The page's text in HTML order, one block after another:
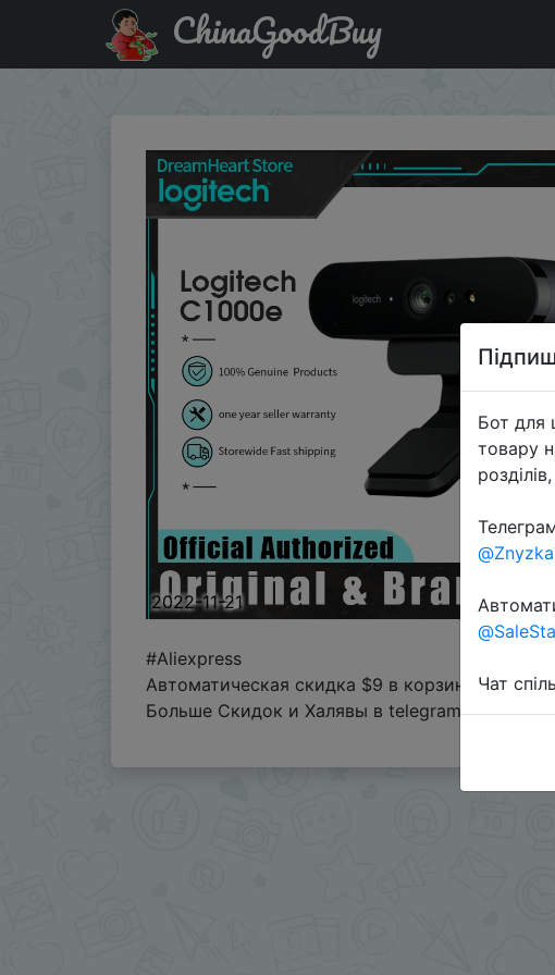
Код на знижку 15DJ9IQL69ZZ Original Logitech C1000e BRIO
ChinaGoodBuy
2022-11-21
#Aliexpress
Автоматическая скидка $9 в корзине +
Больше Скидок и Халявы в telegramt.me/
Бот для
товару
Чат